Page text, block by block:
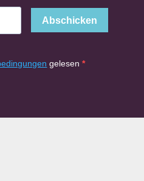
Abschicken
gelesen